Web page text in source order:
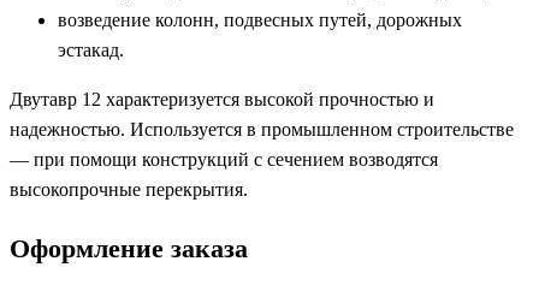
возведение колонн, подвесных путей, дорожных
эстакад.
Двутавр 12 характеризуется высокой прочностью и
надежностью. Используется в промышленном строительстве
— при помощи конструкций с сечением возводятся
высокопрочные перекрытия.
Оформление заказа